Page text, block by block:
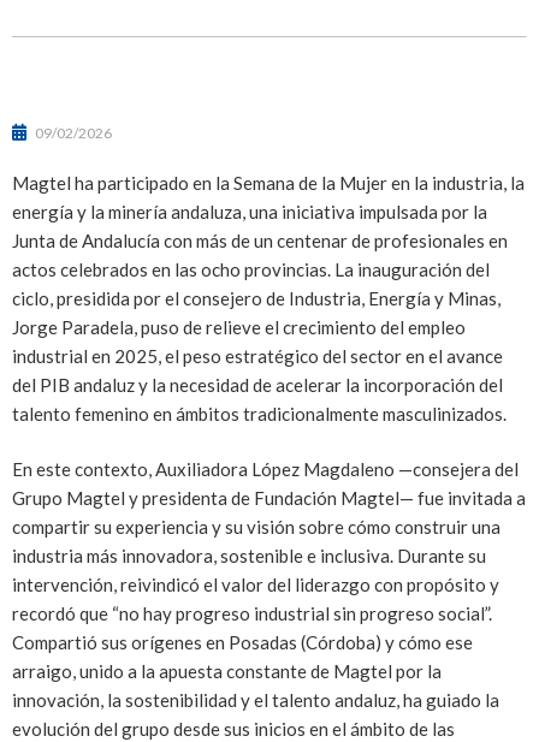
09/02/2026
Magtel ha participado en la Semana de la Mujer en la industria, la
energía y la minería andaluza, una iniciativa impulsada por la
Junta de Andalucía con más de un centenar de profesionales en
actos celebrados en las ocho provincias. La inauguración del
ciclo, presidida por el consejero de Industria, Energía y Minas,
Jorge Paradela, puso de relieve el crecimiento del empleo
industrial en 2025, el peso estratégico del sector en el avance
del PIB andaluz y la necesidad de acelerar la incorporación del
talento femenino en ámbitos tradicionalmente masculinizados.
En este contexto, Auxiliadora López Magdaleno —consejera del
Grupo Magtel y presidenta de Fundación Magtel— fue invitada a
compartir su experiencia y su visión sobre cómo construir una
industria más innovadora, sostenible e inclusiva. Durante su
intervención, reivindicó el valor del liderazgo con propósito y
recordó que “no hay progreso industrial sin progreso social”.
Compartió sus orígenes en Posadas (Córdoba) y cómo ese
arraigo, unido a la apuesta constante de Magtel por la
innovación, la sostenibilidad y el talento andaluz, ha guiado la
evolución del grupo desde sus inicios en el ámbito de las